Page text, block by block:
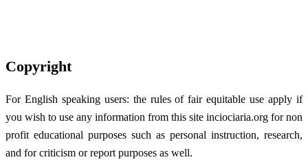
Copyright
For English speaking users: the rules of fair equitable use apply if
you wish to use any information from this site inciociaria.org for non
profit educational purposes such as personal instruction, research,
and for criticism or report purposes as well.